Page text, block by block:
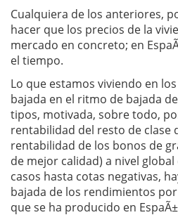
Cualquiera de los anteriores,
hacer que los precios de la
mercado en concreto; en
el tiempo.
Lo que estamos viviendo en
bajada en el ritmo de bajada
tipos, motivada, sobre todo,
rentabilidad del resto de clase
rentabilidad de los bonos de
de mejor calidad) a nivel global
casos hasta cotas negativas,
bajada de los rendimientos
que se ha producido en